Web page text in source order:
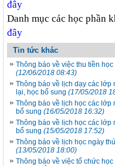
đây
Danh mục các học phần
đây
Tin tức khác
Thông báo về việc thu tiền
(12/06/2018 08:43)
Thông báo về lịch dạy các lớp
lại, học bổ sung (17/05/2018
Thông báo về lịch học các lớp
bổ sung (16/05/2018 16:32)
Thông báo về lịch học các lớp
bổ sung (15/05/2018 17:52)
Thông báo về lịch học ngày
(13/05/2018 18:00)
Thông báo về việc tổ chức